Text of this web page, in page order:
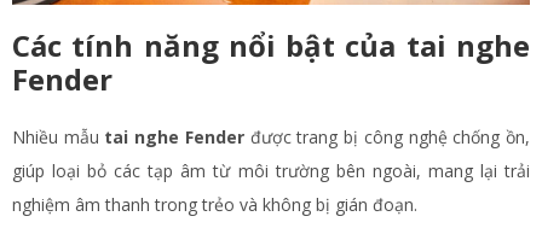
Các tính năng nổi bật của tai nghe
Fender
Nhiều mẫu tai nghe Fenderđược trang bị công nghệ chống ồn,
giúp loại bỏ các tạp âm từ môi trường bên ngoài, mang lại trải
nghiệm âm thanh trong trẻo và không bị gián đoạn.